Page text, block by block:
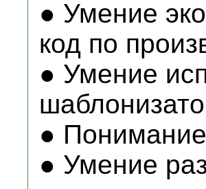
● Умение
код по
● Умение
●
● Умение